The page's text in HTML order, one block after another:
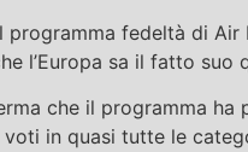
programma fedeltà di
l’Europa sa il fatto
che il programma
voti in quasi tutte le